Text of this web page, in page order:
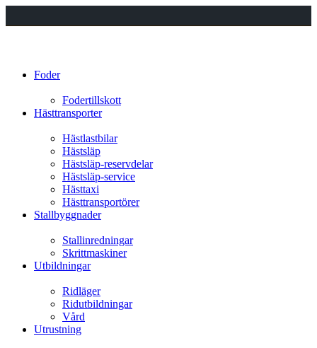
Foder
Fodertillskott
Hästtransporter
Hästlastbilar
Hästsläp
Hästsläp-reservdelar
Hästsläp-service
Hästtaxi
Hästtransportörer
Stallbyggnader
Stallinredningar
Skrittmaskiner
Utbildningar
Ridläger
Ridutbildningar
Vård
Utrustning